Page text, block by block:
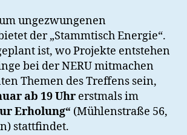
ungezwungenen
der „Stammtisch Energie“.
ist, wo Projekte entstehen
bei der NERU mitmachen
Themen des Treffens sein,
ab 19 Uhr erstmals im
Erholung“ (Mühlenstraße 56,
stattfindet.